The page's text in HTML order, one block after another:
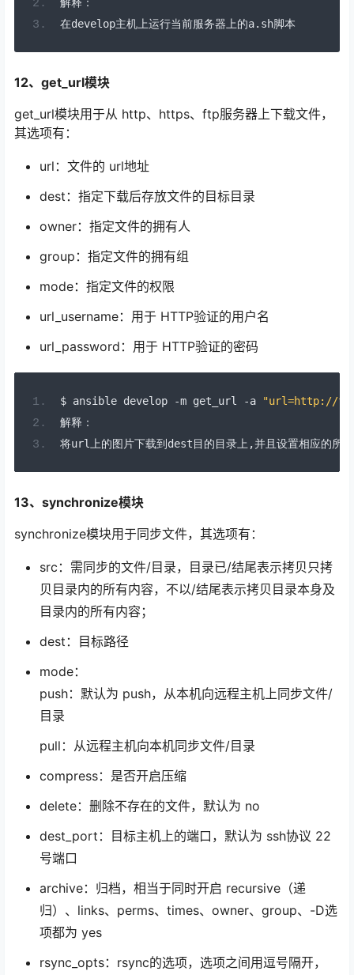
在develop主机上运行当前服务器上的a. sh脚本
12、get_url模块
get_url模块用于从 http、https、ftp服务器上下载文件，
其选项有：
url：文件的 url地址
dest：指定下载后存放文件的目标目录
owner：指定文件的拥有人
group：指定文件的拥有组
mode：指定文件的权限
url_username：用于 HTTP验证的用户名
url_password：用于 HTTP验证的密码
$ ansible develop -m get_url -a
"url=http://
解释：
将url 上的图片下载到dest目的目录上,并且设置相应的所
13、synchronize模块
synchronize模块用于同步文件，其选项有：
src：需同步的文件/目录，目录已/结尾表示拷贝只拷
贝目录内的所有内容，不以/结尾表示拷贝目录本身及
目录内的所有内容；
dest：目标路径
mode：
push：默认为 push，从本机向远程主机上同步文件/
目录
pull：从远程主机向本机同步文件/目录
compress：是否开启压缩
delete：删除不存在的文件，默认为 no
dest_port：目标主机上的端口，默认为 ssh协议 22
号端口
archive：归档，相当于同时开启 recursive（递
归）、links、perms、times、owner、group、-D选
项都为 yes
rsync_opts：rsync的选项，选项之间用逗号隔开，